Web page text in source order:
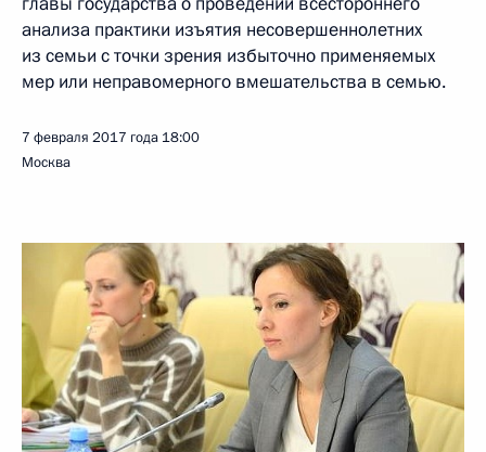
анализа практики изъятия несовершеннолетних
из семьи с точки зрения избыточно применяемых
мер или неправомерного вмешательства в семью.
7 февраля 2017 года 18:00
Москва